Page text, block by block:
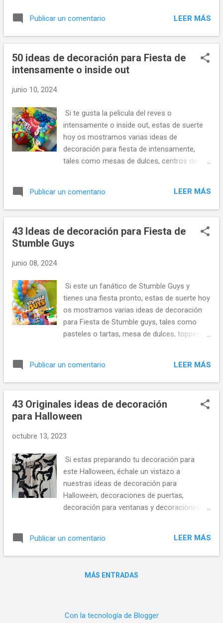
decorar Cumpleaños de Garfield.
Publicar un comentario LEER MÁS
50 ideas de decoración para Fiesta de
intensamente o inside out
junio 10, 2024
Si te gusta la pelicula del reves o
intensamente o inside out, estas de suerte
hoy os mostramos varias ideas de
decoración para fiesta de intensamente,
tales como mesas de dulces, centros de
Cumpleaños de inside out.
Publicar un comentario LEER MÁS
43 Ideas de decoración para Fiesta de
Stumble Guys
junio 08, 2024
Si este un fanático de Stumble Guys y
tienes una fiesta pronto, estas de suerte hoy
os mostramos varias ideas de decoración
para Fiesta de Stumble guys, tales como
pasteles o tartas, mesa de dulces, toppers, y
esta recopilación de ideas de como decorar
fiesta infantil de Stumble Guys.
Publicar un comentario LEER MÁS
43 Originales ideas de decoración
para Halloween
octubre 13, 2023
Si estas preparando tu decoración para
este Halloween, échale un vistazo a
nuestras ideas de decoración para
Halloween, decoraciones de puertas,
decoración para ventanas y decoraciones de
Publicar un comentario LEER MÁS
MÁS ENTRADAS
Con la tecnología de Blogger